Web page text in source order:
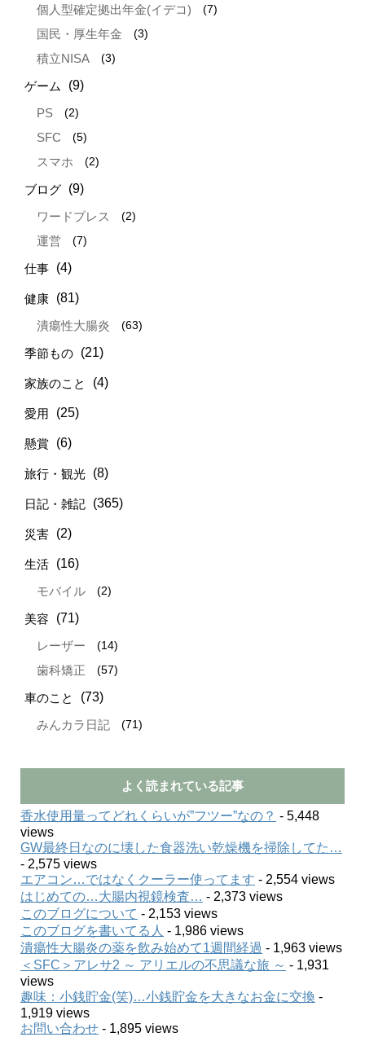
個人型確定拠出年金(イデコ) (7)
国民・厚生年金 (3)
積立NISA (3)
ゲーム (9)
PS (2)
SFC (5)
スマホ (2)
ブログ (9)
ワードプレス (2)
運営 (7)
仕事 (4)
健康 (81)
潰瘍性大腸炎 (63)
季節もの (21)
家族のこと (4)
愛用 (25)
懸賞 (6)
旅行・観光 (8)
日記・雑記 (365)
災害 (2)
生活 (16)
モバイル (2)
美容 (71)
レーザー (14)
歯科矯正 (57)
車のこと (73)
みんカラ日記 (71)
よく読まれている記事
香水使用量ってどれくらいが”フツー”なの？ - 5,448
views
GW最終日なのに壊した食器洗い乾燥機を掃除してた…
- 2,575 views
エアコン…ではなくクーラー使ってます - 2,554 views
はじめての…大腸内視鏡検査… - 2,373 views
このブログについて - 2,153 views
このブログを書いてる人 - 1,986 views
潰瘍性大腸炎の薬を飲み始めて1週間経過 - 1,963 views
＜SFC＞アレサ2 ～ アリエルの不思議な旅 ～ - 1,931
views
趣味：小銭貯金(笑)…小銭貯金を大きなお金に交換 -
1,919 views
お問い合わせ - 1,895 views